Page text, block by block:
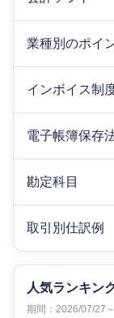
業種別のポイ
インボイス制
電子帳簿保存
勘定科目
取引別仕訳例
人気ランキン
期間：2026/07/27